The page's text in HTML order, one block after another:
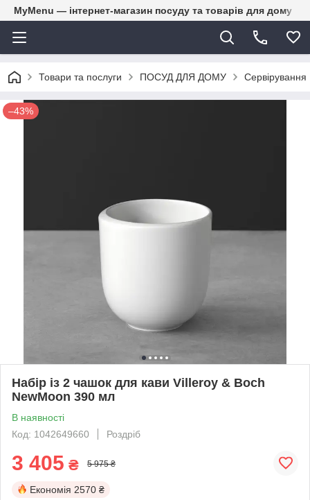
MyMenu — інтернет-магазин посуду та товарів для дому
Товари та послуги ПОСУД ДЛЯ ДОМУ Сервірування
–43%
Набір із 2 чашок для кави Villeroy & Boch
NewMoon 390 мл
В наявності
Код: 1042649660
Роздріб
3 405 ₴ 5 975 ₴
Економія 2570 ₴